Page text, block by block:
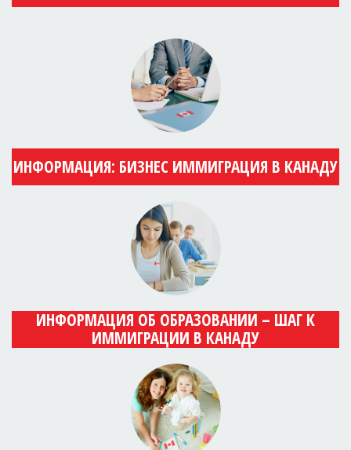
ИНФОРМАЦИЯ: БИЗНЕС ИММИГРАЦИЯ В КАНАДУ
ИНФОРМАЦИЯ ОБ ОБРАЗОВАНИИ – ШАГ К
ИММИГРАЦИИ В КАНАДУ